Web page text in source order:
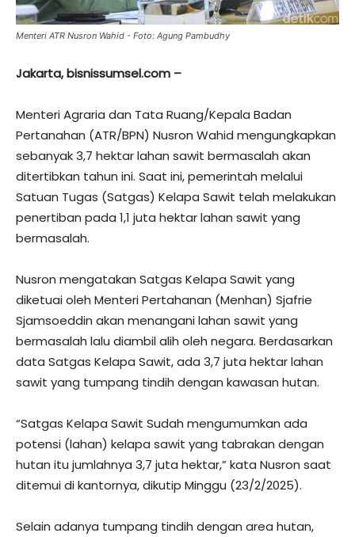
Menteri ATR Nusron Wahid - Foto: Agung Pambudhy
Jakarta, bisnissumsel.com –
Menteri Agraria dan Tata Ruang/Kepala Badan
Pertanahan (ATR/BPN) Nusron Wahid mengungkapkan
sebanyak 3,7 hektar lahan sawit bermasalah akan
ditertibkan tahun ini. Saat ini, pemerintah melalui
Satuan Tugas (Satgas) Kelapa Sawit telah melakukan
penertiban pada 1,1 juta hektar lahan sawit yang
bermasalah.
Nusron mengatakan Satgas Kelapa Sawit yang
diketuai oleh Menteri Pertahanan (Menhan) Sjafrie
Sjamsoeddin akan menangani lahan sawit yang
bermasalah lalu diambil alih oleh negara. Berdasarkan
data Satgas Kelapa Sawit, ada 3,7 juta hektar lahan
sawit yang tumpang tindih dengan kawasan hutan.
“Satgas Kelapa Sawit Sudah mengumumkan ada
potensi (lahan) kelapa sawit yang tabrakan dengan
hutan itu jumlahnya 3,7 juta hektar,” kata Nusron saat
ditemui di kantornya, dikutip Minggu (23/2/2025).
Selain adanya tumpang tindih dengan area hutan,